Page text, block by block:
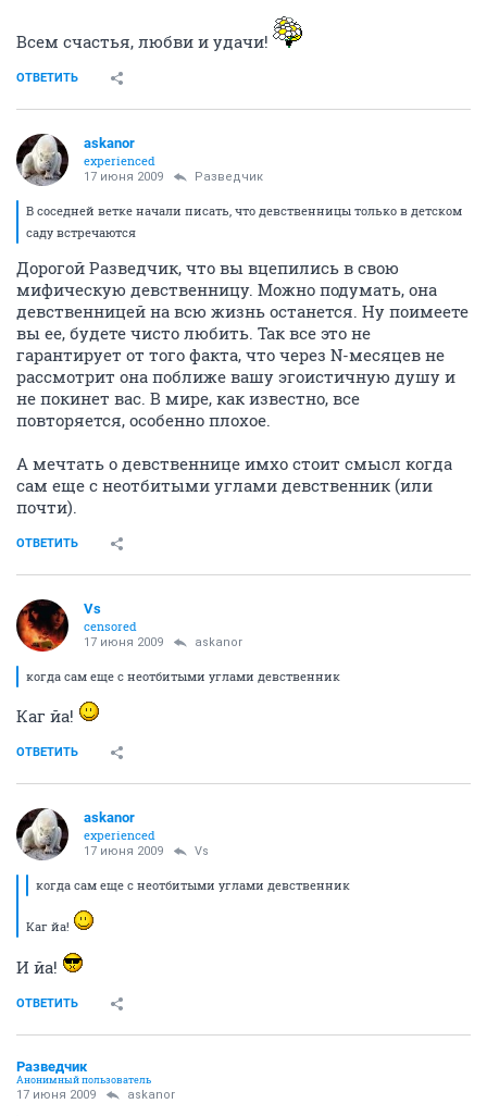
Всем счастья, любви и удачи!
ОТВЕТИТЬ
askanor
experienced
17 июня 2009 Разведчик
В соседней ветке начали писать, что девственницы только в детском
саду встречаются
Дорогой Разведчик, что вы вцепились в свою
мифическую девственницу. Можно подумать, она
девственницей на всю жизнь останется. Ну поимеете
вы ее, будете чисто любить. Так все это не
гарантирует от того факта, что через N-месяцев не
рассмотрит она поближе вашу эгоистичную душу и
не покинет вас. В мире, как известно, все
повторяется, особенно плохое.
А мечтать о девственнице имхо стоит смысл когда
сам еще с неотбитыми углами девственник (или
почти).
ОТВЕТИТЬ
Vs
censored
17 июня 2009 askanor
когда сам еще с неотбитыми углами девственник
Каг йа!
ОТВЕТИТЬ
askanor
experienced
17 июня 2009 Vs
когда сам еще с неотбитыми углами девственник
Каг йа!
И йа!
ОТВЕТИТЬ
Разведчик
Анонимный пользователь
17 июня 2009 askanor